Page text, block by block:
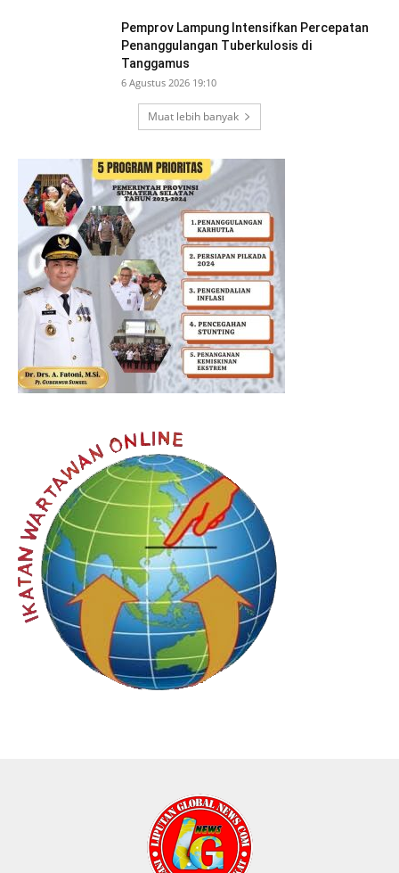
Pemprov Lampung Intensifkan Percepatan
Penanggulangan Tuberkulosis di
Tanggamus
6 Agustus 2026 19:10
Muat lebih banyak